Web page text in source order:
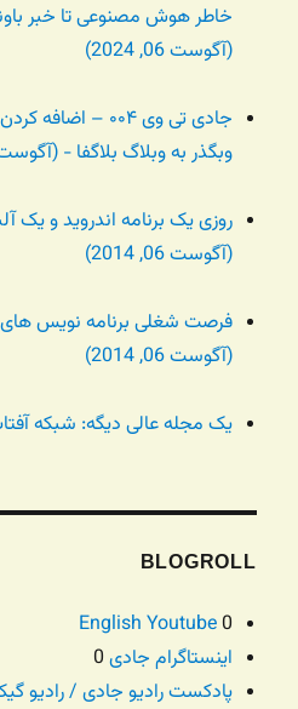
خاطر هوش مصنوعی تا خبر
(آگوست 06, 2024)
جادی تی وی ۰۰۴ –
وبگذر به وبلاگ بلاگفا - (آگوست 06,
روزی یک برنامه اندروید و یک
(آگوست 06, 2014)
فرصت شغلی برنامه نویس
(آگوست 06, 2014)
یک مجله عالی دیگه: شبکه آفتاب -
BLOGROLL
English Youtube0
اینستاگرام جادی
پادکست رادیو جادی / رادیو